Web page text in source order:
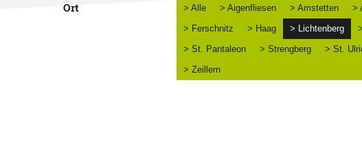
Ort > Alle > Aigenfliesen > Amstetten >
> Ferschnitz
> Haag > Lichtenberg
> St. Pantaleon
> Strengberg > St.
> Zeillern